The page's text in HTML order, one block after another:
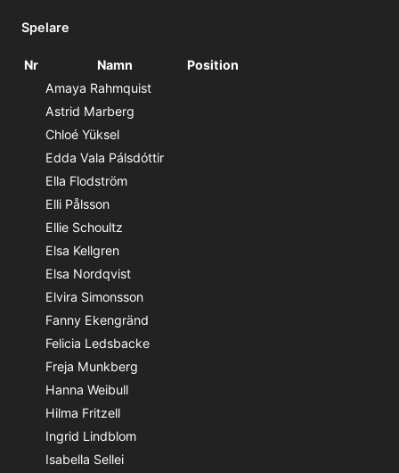
Spelare
Nr Namn
Position
Amaya Rahmquist
Astrid Marberg
Chloé Yüksel
Edda Vala Pálsdóttir
Ella Flodström
Elli Pålsson
Ellie Schoultz
Elsa Kellgren
Elsa Nordqvist
Elvira Simonsson
Fanny Ekengränd
Felicia Ledsbacke
Freja Munkberg
Hanna Weibull
Hilma Fritzell
Ingrid Lindblom
Isabella Sellei